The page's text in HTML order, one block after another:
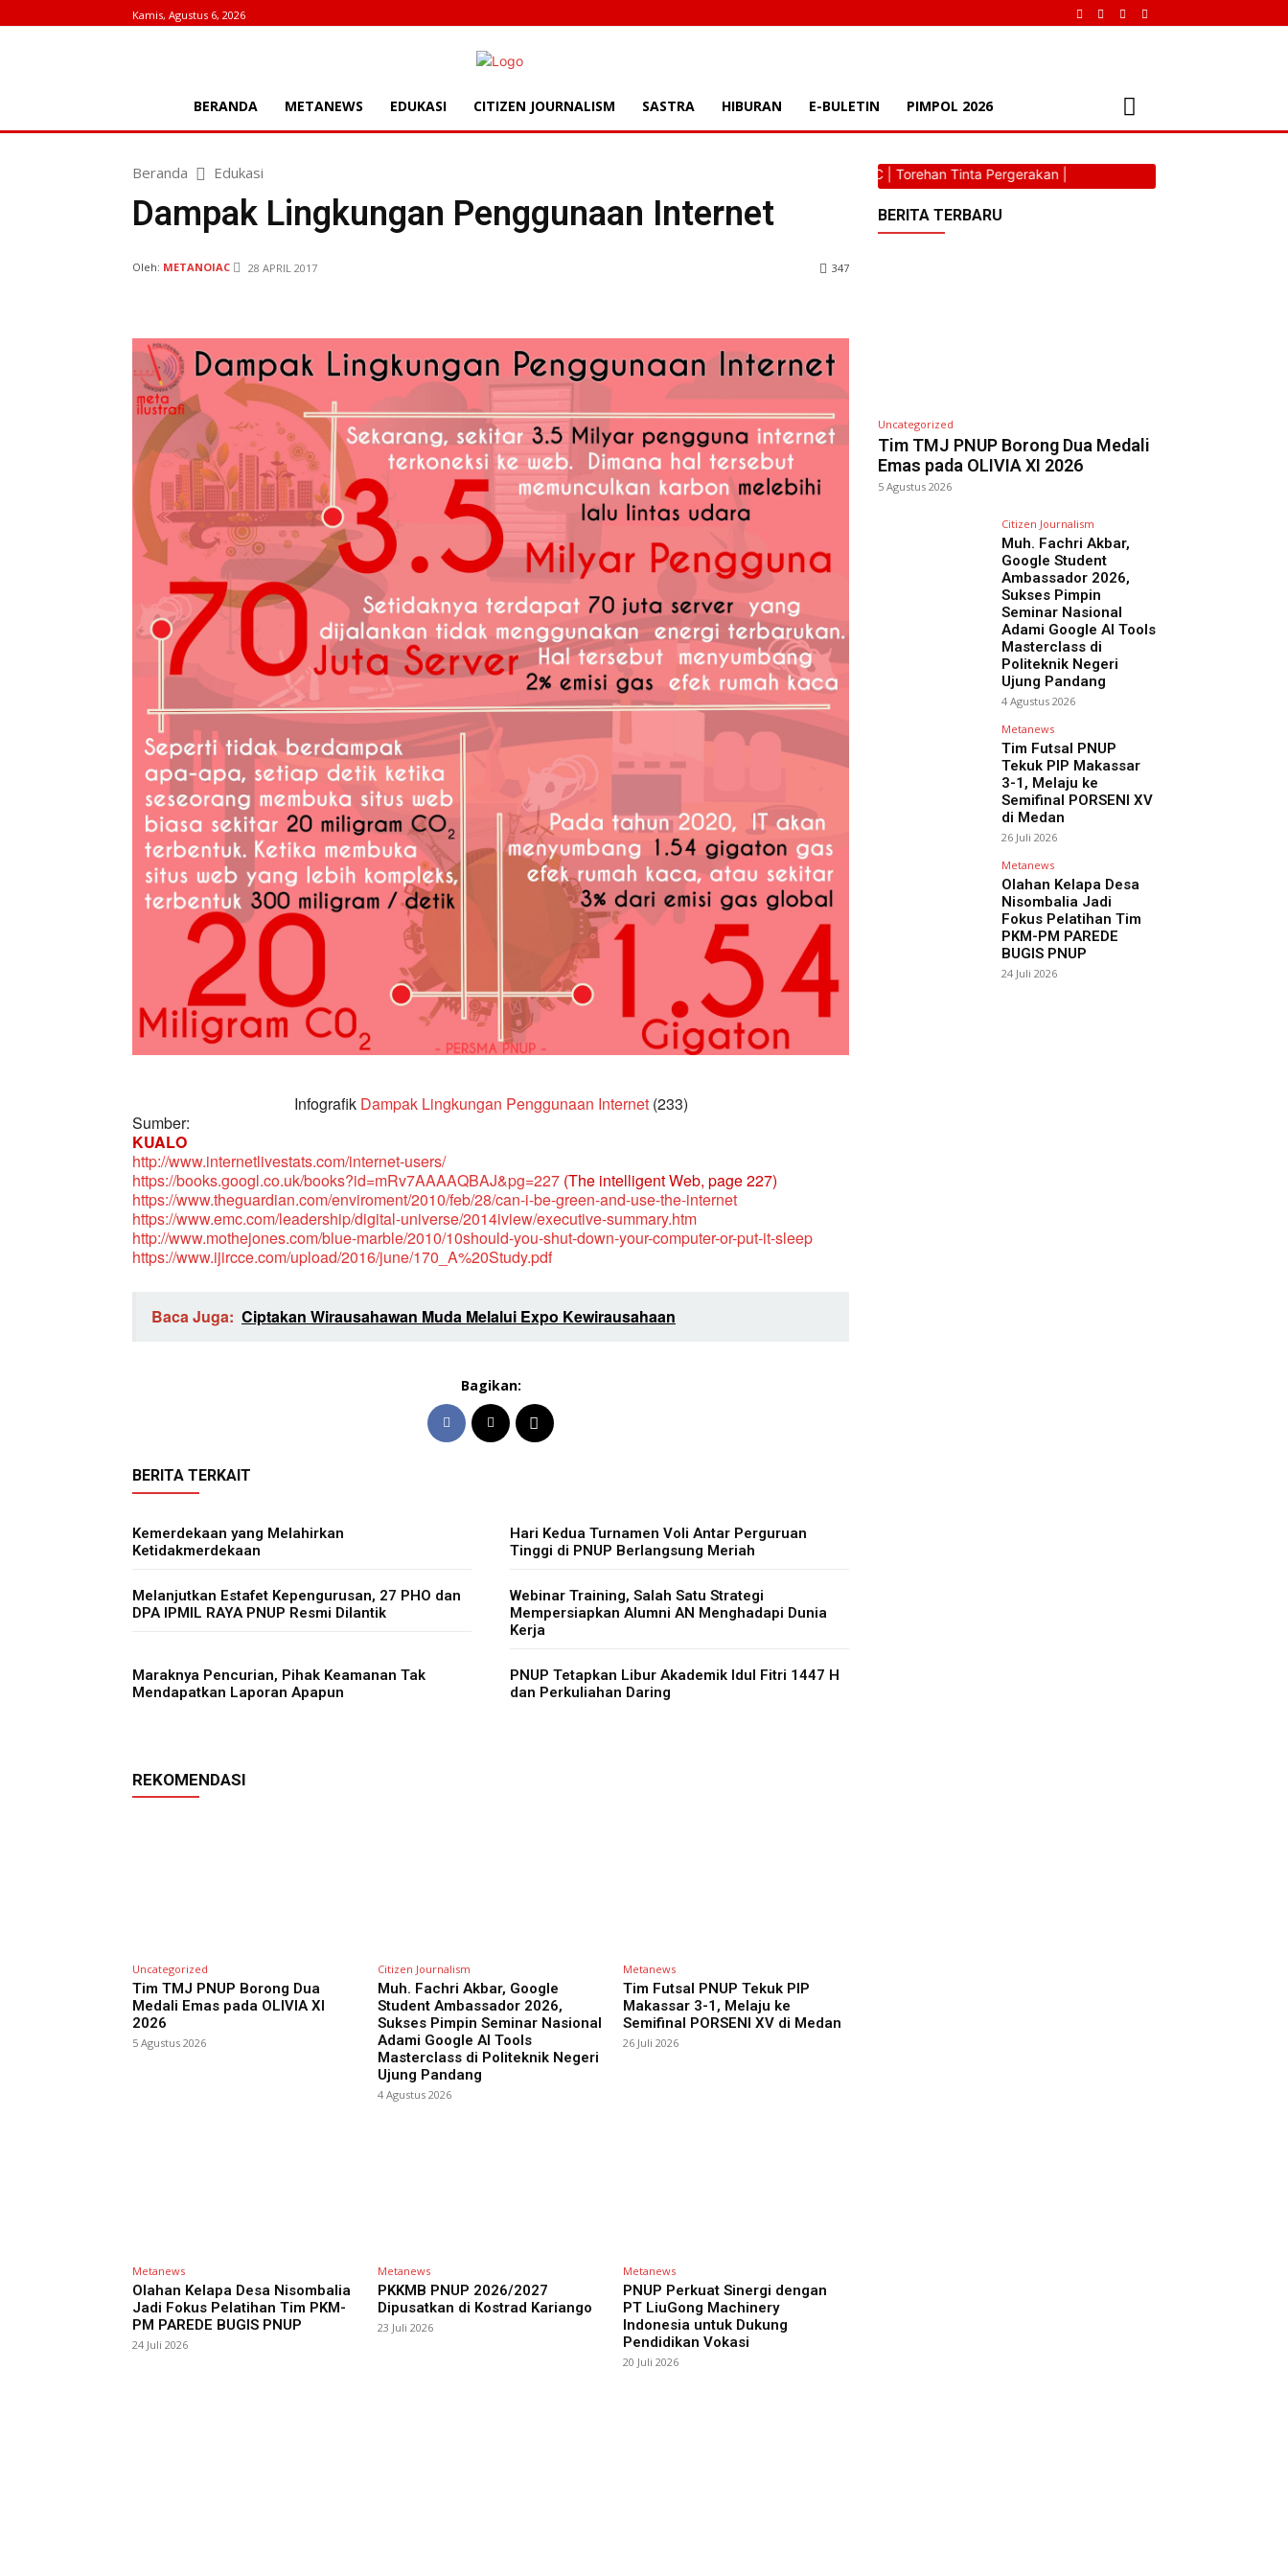
Kamis, Agustus 6, 2026
BERANDA METANEWS EDUKASI CITIZEN JOURNALISM SASTRA HIBURAN E-BULETIN PIMPOL 2026
Beranda Edukasi
Dampak Lingkungan Penggunaan Internet
347
Oleh: METANOIAC 28 APRIL 2017
Infografik Dampak Lingkungan Penggunaan Internet(233)
Sumber:
KUALO
http://www.internetlivestats.com/internet-users/
https://books.googl.co.uk/books?id=mRv7AAAAQBAJ&pg=227 (The intelligent Web, page 227)
https://www.theguardian.com/enviroment/2010/feb/28/can-i-be-green-and-use-the-internet
https://www.emc.com/leadership/digital-universe/2014iview/executive-summary.htm
http://www.mothejones.com/blue-marble/2010/10should-you-shut-down-your-computer-or-put-it-sleep
https://www.ijircce.com/upload/2016/june/170_A%20Study.pdf
Baca Juga: Ciptakan Wirausahawan Muda Melalui Expo Kewirausahaan
Bagikan:
BERITA TERKAIT
Kemerdekaan yang Melahirkan
Ketidakmerdekaan
Hari Kedua Turnamen Voli Antar Perguruan
Tinggi di PNUP Berlangsung Meriah
Melanjutkan Estafet Kepengurusan, 27 PHO dan
DPA IPMIL RAYA PNUP Resmi Dilantik
Webinar Training, Salah Satu Strategi
Mempersiapkan Alumni AN Menghadapi Dunia
Kerja
Maraknya Pencurian, Pihak Keamanan Tak
Mendapatkan Laporan Apapun
PNUP Tetapkan Libur Akademik Idul Fitri 1447 H
dan Perkuliahan Daring
REKOMENDASI
Uncategorized
Tim TMJ PNUP Borong Dua
Medali Emas pada OLIVIA XI
2026
5 Agustus 2026
Citizen Journalism
Muh. Fachri Akbar, Google
Student Ambassador 2026,
Sukses Pimpin Seminar Nasional
Adami Google AI Tools
Masterclass di Politeknik Negeri
Ujung Pandang
4 Agustus 2026
Metanews
Tim Futsal PNUP Tekuk PIP
Makassar 3-1, Melaju ke
Semifinal PORSENI XV di Medan
26 Juli 2026
Metanews
Olahan Kelapa Desa Nisombalia
Jadi Fokus Pelatihan Tim PKM-
PM PAREDE BUGIS PNUP
24 Juli 2026
Metanews
PKKMB PNUP 2026/2027
Dipusatkan di Kostrad Kariango
23 Juli 2026
Metanews
PNUP Perkuat Sinergi dengan
PT LiuGong Machinery
Indonesia untuk Dukung
Pendidikan Vokasi
20 Juli 2026
| METANOAIC | Torehan Tinta Pergerakan |
BERITA TERBARU
Uncategorized
Tim TMJ PNUP Borong Dua Medali
Emas pada OLIVIA XI 2026
5 Agustus 2026
Citizen Journalism
Muh. Fachri Akbar,
Google Student
Ambassador 2026,
Sukses Pimpin
Seminar Nasional
Adami Google AI Tools
Masterclass di
Politeknik Negeri
Ujung Pandang
4 Agustus 2026
Metanews
Tim Futsal PNUP
Tekuk PIP Makassar
3-1, Melaju ke
Semifinal PORSENI XV
di Medan
26 Juli 2026
Metanews
Olahan Kelapa Desa
Nisombalia Jadi
Fokus Pelatihan Tim
PKM-PM PAREDE
BUGIS PNUP
24 Juli 2026